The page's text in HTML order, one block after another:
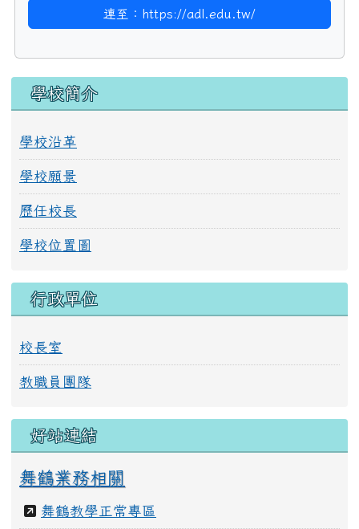
連至：https://adl.edu.tw/
學校簡介
學校沿革
學校願景
歷任校長
學校位置圖
行政單位
校長室
教職員團隊
好站連結
舞鶴業務相關